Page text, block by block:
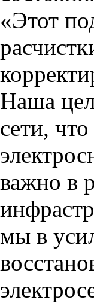
«Этот
Наша
сети,
важно в
мы в